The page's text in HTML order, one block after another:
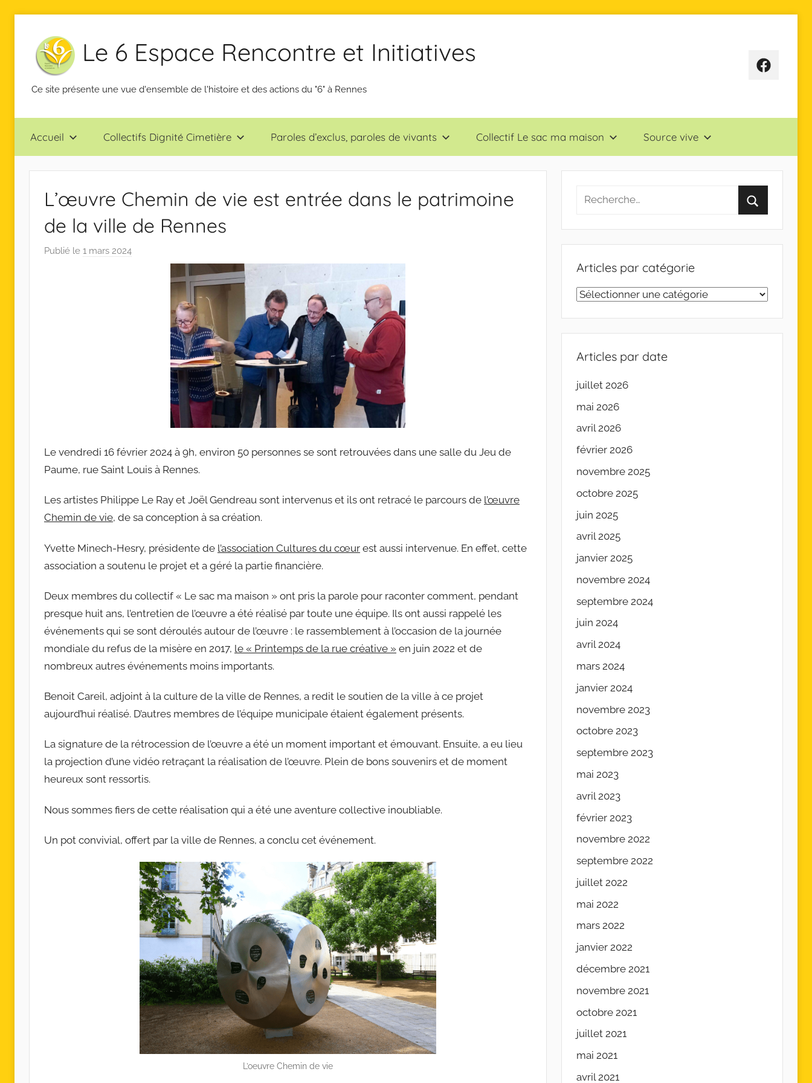
contenu
Le 6 Espace Rencontre et Initiatives
Ce site présente une vue d'ensemble de l'histoire et des actions du "6" à Rennes
Page
Accueil Collectifs Dignité Cimetière Paroles d’exclus, paroles de vivants Collectif Le sac ma maison Source vive
L’œuvre Chemin de vie est entrée dans le patrimoine
de la ville de Rennes
Publié le 1 mars 2024
Le vendredi 16 février 2024 à 9h, environ 50 personnes se sont retrouvées dans une salle du Jeu de
Paume, rue Saint Louis à Rennes.
Les artistes Philippe Le Ray et Joël Gendreau sont intervenus et ils ont retracé le parcours de l’œuvre
Chemin de vie, de sa conception à sa création.
Yvette Minech-Hesry, présidente de l’association Cultures du cœur est aussi intervenue. En effet, cette
association a soutenu le projet et a géré la partie financière.
Deux membres du collectif « Le sac ma maison » ont pris la parole pour raconter comment, pendant
presque huit ans, l’entretien de l’œuvre a été réalisé par toute une équipe. Ils ont aussi rappelé les
événements qui se sont déroulés autour de l’œuvre : le rassemblement à l’occasion de la journée
mondiale du refus de la misère en 2017, le « Printemps de la rue créative » en juin 2022 et de
nombreux autres événements moins importants.
Benoit Careil, adjoint à la culture de la ville de Rennes, a redit le soutien de la ville à ce projet
aujourd’hui réalisé. D’autres membres de l’équipe municipale étaient également présents.
La signature de la rétrocession de l’œuvre a été un moment important et émouvant. Ensuite, a eu lieu
la projection d’une vidéo retraçant la réalisation de l’œuvre. Plein de bons souvenirs et de moment
heureux sont ressortis.
Nous sommes fiers de cette réalisation qui a été une aventure collective inoubliable.
Un pot convivial, offert par la ville de Rennes, a conclu cet événement.
L’oeuvre Chemin de vie
Articles par catégorie
Articles
Articles par date
juillet 2026
mai 2026
avril 2026
février 2026
novembre 2025
octobre 2025
juin 2025
avril 2025
janvier 2025
novembre 2024
septembre 2024
juin 2024
avril 2024
mars 2024
janvier 2024
novembre 2023
octobre 2023
septembre 2023
mai 2023
avril 2023
février 2023
novembre 2022
septembre 2022
juillet 2022
mai 2022
mars 2022
janvier 2022
décembre 2021
novembre 2021
octobre 2021
juillet 2021
mai 2021
avril 2021